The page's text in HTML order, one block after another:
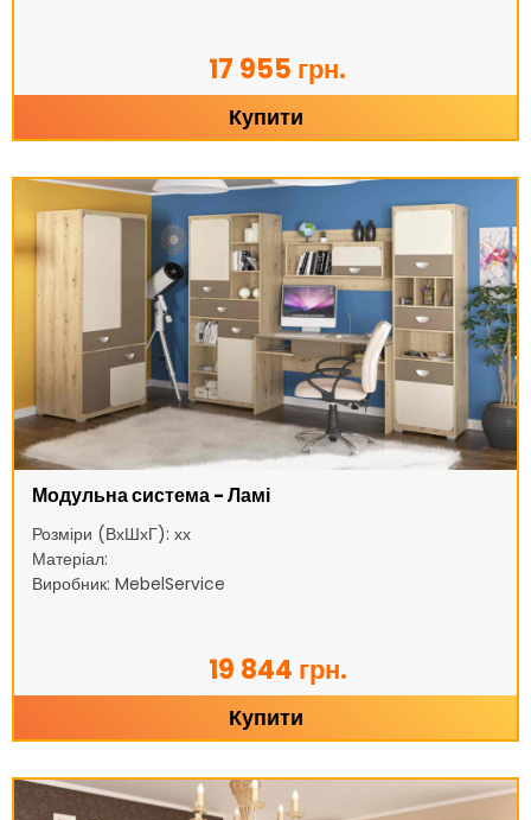
17 955 грн.
Купити
Модульна система - Ламі
Розміри (ВхШхГ): хх
Матеріал:
Виробник: MebelService
19 844 грн.
Купити